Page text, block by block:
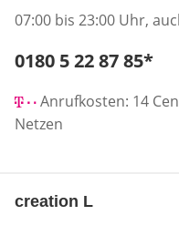
07:00 bis 23:00 Uhr,
Telefonnummer:
0180 5 22 87 85*
Anrufkosten: 14
Netzen
creation L